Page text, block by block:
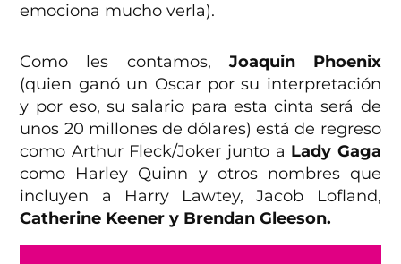
emociona mucho verla).
Como les contamos, Joaquin Phoenix
(quien ganó un Oscar por su interpretación
y por eso, su salario para esta cinta será de
unos 20 millones de dólares) está de regreso
como Arthur Fleck/Joker junto a Lady Gaga
como Harley Quinn y otros nombres que
incluyen a Harry Lawtey, Jacob Lofland,
Catherine Keener y Brendan Gleeson.